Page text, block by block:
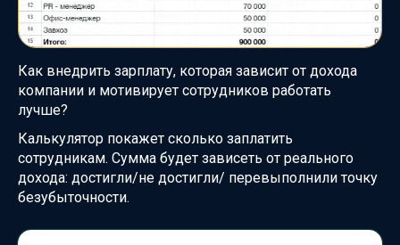
Как внедрить зарплату, которая зависит от дохода
компании и мотивирует сотрудников работать
лучше?
Калькулятор покажет сколько заплатить
сотрудникам. Сумма будет зависеть от реального
дохода: достигли/не достигли/ перевыполнили точку
безубыточности.